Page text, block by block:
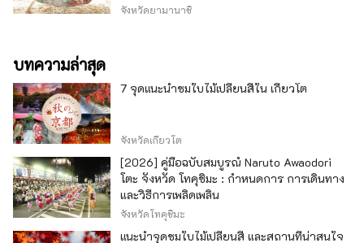
จังหวัดยามานาชิ
บทความล่าสุด
7 จุดแนะนำชมใบไม้เปลี่ยนสีใน เกียวโต
จังหวัดเกียวโต
[2026] คู่มือฉบับสมบูรณ์ Naruto Awaodori
โตะ จังหวัด โทคุชิมะ : กำหนดการ การเดินทาง
และวิธีการเพลิดเพลิน
จังหวัดโทคุชิมะ
แนะนำจุดชมใบไม้เปลี่ยนสี และสถานที่น่าสนใจ